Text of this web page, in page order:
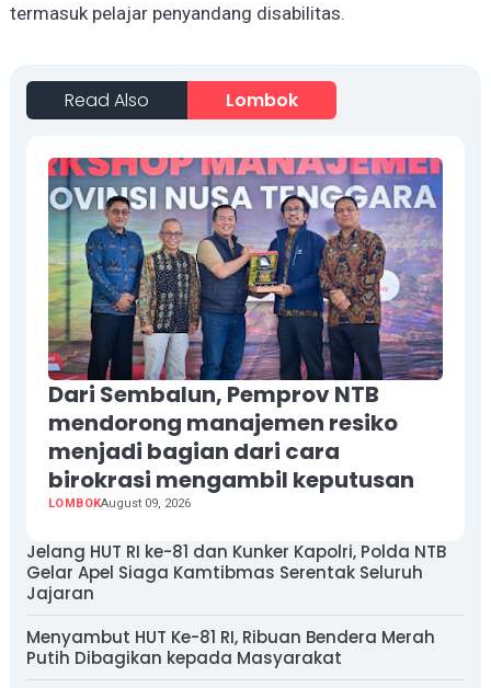
termasuk pelajar penyandang disabilitas.
Read Also Lombok
Dari Sembalun, Pemprov NTB
mendorong manajemen resiko
menjadi bagian dari cara
birokrasi mengambil keputusan
LOMBOKAugust 09, 2026
Jelang HUT RI ke-81 dan Kunker Kapolri, Polda NTB
Gelar Apel Siaga Kamtibmas Serentak Seluruh
Jajaran
Menyambut HUT Ke-81 RI, Ribuan Bendera Merah
Putih Dibagikan kepada Masyarakat